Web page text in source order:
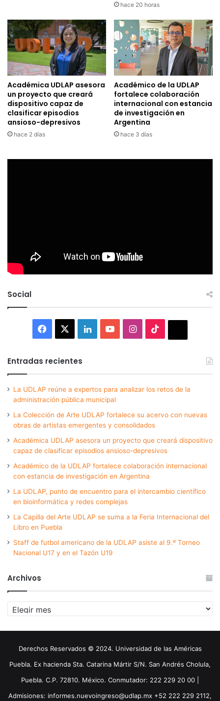
hace 20 horas
Académica UDLAP asesora
un proyecto que creará
dispositivo capaz de
clasificar episodios
ansioso-depresivos
hace 2 días
Académico de la UDLAP
fortalece colaboración
internacional con estancia
de investigación en
Argentina
hace 3 días
Social
Facebook LinkedInYouTubeInstagram
Entradas recientes
La UDLAP reúne a expertos para analizar los retos de la
administración pública municipal
La Colección de Arte UDLAP fortalece su acervo con nuevas
obras de artistas emergentes y consolidados
Académica UDLAP asesora un proyecto que creará dispositivo
capaz de clasificar episodios ansioso-depresivos
Académico de la UDLAP fortalece colaboración internacional
con estancia de investigación en Argentina
La UDLAP, punto de encuentro para el intercambio científico
en bioinformática y redes complejas
La Capilla del Arte UDLAP se suma a la Feria Internacional del
Libro en Puebla
Staff de futbol americano de la UDLAP asiste al 9.º Torneo
Nacional U17 y en el Tazón U19
Archivos
Archivos
Derechos Reservados © 2024. Universidad de las Américas
Puebla. Ex hacienda Sta. Catarina Mártir S/N. San Andrés Cholula,
Puebla. C.P. 72810. México. Conmutador: 222 229 20 00 |
Admisiones: informes.nuevoingreso@udlap.mx +52 222 229 2112,